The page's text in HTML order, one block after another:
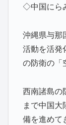
◇中国にら
沖縄県与那
活動を活発
の防衛の「
西南諸島の
まで中国
備を進めて